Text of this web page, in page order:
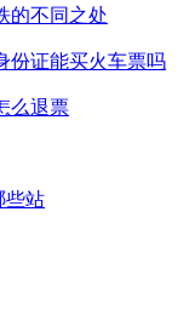
的不同之处
份证能买火车票吗
么退票
些站